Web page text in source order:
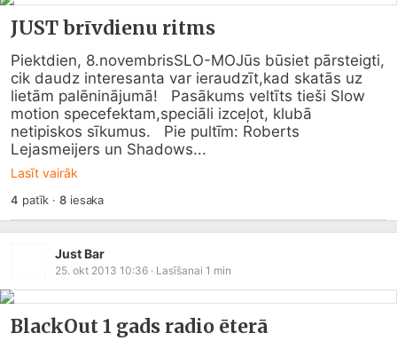
JUST brīvdienu ritms
Piektdien, 8.novembrisSLO-MOJūs būsiet pārsteigti,
cik daudz interesanta var ieraudzīt,kad skatās uz
lietām palēninājumā!   Pasākums veltīts tieši Slow
motion specefektam,speciāli izceļot, klubā
netipiskos sīkumus.   Pie pultīm: Roberts
Lejasmeijers un Shadows...
Lasīt vairāk
4 patīk ·8iesaka
Just Bar
25. okt 2013 10:36 · Lasīšanai 1 min
BlackOut 1 gads radio ēterā